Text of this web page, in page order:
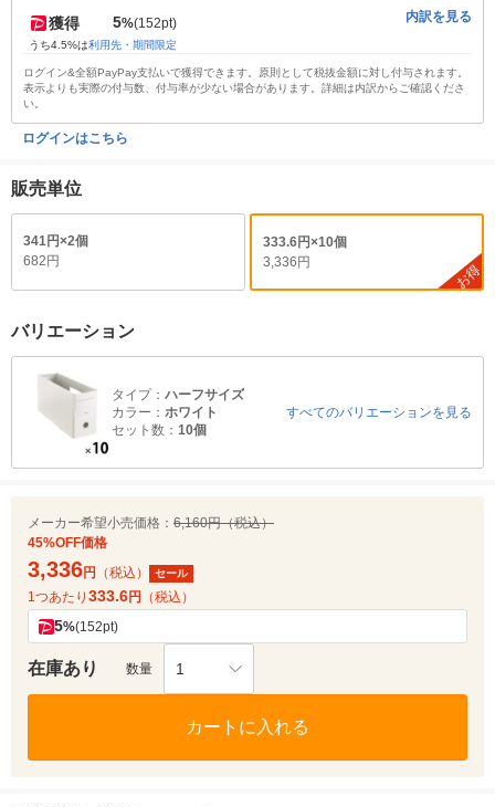
獲得 5%(152pt)
うち4.5%は利用先・期間限定
内訳を見る
ログイン&全額PayPay支払いで獲得できます。原則として税抜金額に対し付与されます。
表示よりも実際の付与数、付与率が少ない場合があります。詳細は内訳からご確認くださ
い。
ログインはこちら
販売単位
341円×2個
682円
333.6円×10個
3,336円
お得
バリエーション
タイプ： ハーフサイズ
カラー： ホワイト
セット数： 10個
すべてのバリエーションを見る
メーカー希望小売価格： 6,160円（税込）
45%OFF価格
3,336円 （税込） セール
1つあたり 333.6円 （税込）
5%(152pt)
在庫あり 数量 1
カートに入れる